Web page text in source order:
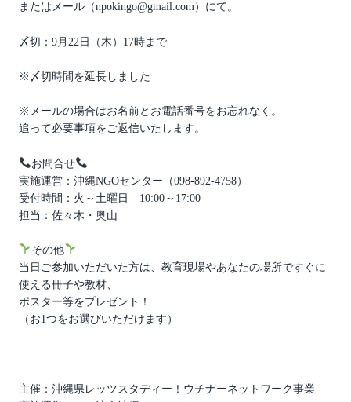
またはメール（npokingo@gmail.com）にて。
〆切：9月22日（木）17時まで
※〆切時間を延長しました
※メールの場合はお名前とお電話番号をお忘れなく。
追って必要事項をご返信いたします。
お問合せ
実施運営：沖縄NGOセンター（098-892-4758）
受付時間：火～土曜日 10:00～17:00
担当：佐々木・奥山
その他
当日ご参加いただいた方は、教育現場やあなたの場所ですぐに
使える冊子や教材、
ポスター等をプレゼント！
（お1つをお選びいただけます）
主催：沖縄県レッツスタディー！ウチナーネットワーク事業